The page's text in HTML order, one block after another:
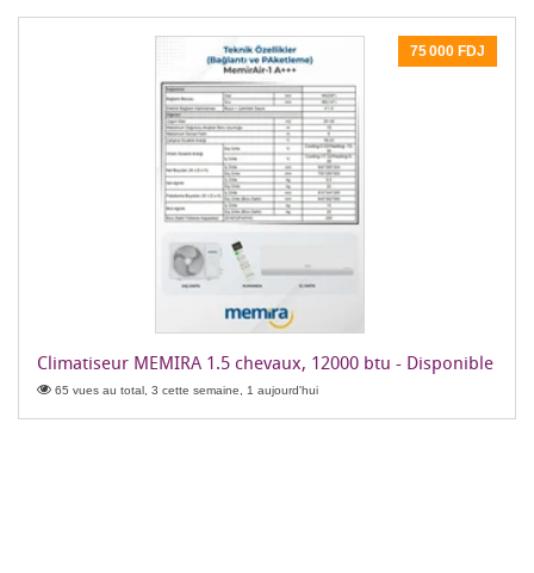
75 000 FDJ
Climatiseur MEMIRA 1.5 chevaux, 12000 btu - Disponible
65 vues au total, 3 cette semaine, 1 aujourd'hui